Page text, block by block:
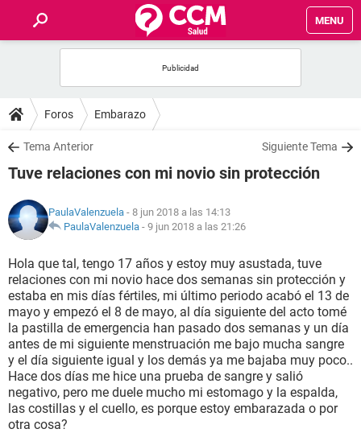
MENU
FOROS
SALUD
NUTRICIÓN
BIENESTAR
SEXUALIDAD
GLOSARIO
Foros Embarazo
Tema Anterior Siguiente Tema
Tuve relaciones con mi novio sin protección
PaulaValenzuela - 8 jun 2018 a las 14:13
PaulaValenzuela - 9 jun 2018 a las 21:26
Hola que tal, tengo 17 años y estoy muy asustada, tuve
relaciones con mi novio hace dos semanas sin protección y
estaba en mis días fértiles, mi último periodo acabó el 13 de
mayo y empezó el 8 de mayo, al día siguiente del acto tomé
la pastilla de emergencia han pasado dos semanas y un día
antes de mi siguiente menstruación me bajo mucha sangre
y el día siguiente igual y los demás ya me bajaba muy poco..
Hace dos días me hice una prueba de sangre y salió
negativo, pero me duele mucho mi estomago y la espalda,
las costillas y el cuello, es porque estoy embarazada o por
otra cosa?